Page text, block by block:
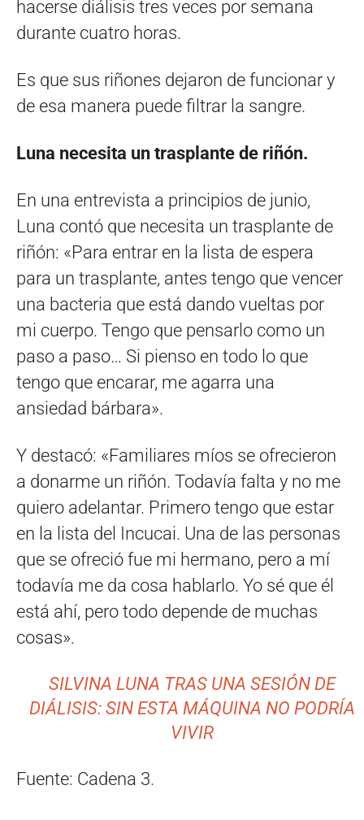
hacerse diálisis tres veces por semana
durante cuatro horas.
Es que sus riñones dejaron de funcionar y
de esa manera puede filtrar la sangre.
Luna necesita un trasplante de riñón.
En una entrevista a principios de junio,
Luna contó que necesita un trasplante de
riñón: «Para entrar en la lista de espera
para un trasplante, antes tengo que vencer
una bacteria que está dando vueltas por
mi cuerpo. Tengo que pensarlo como un
paso a paso… Si pienso en todo lo que
tengo que encarar, me agarra una
ansiedad bárbara».
Y destacó: «Familiares míos se ofrecieron
a donarme un riñón. Todavía falta y no me
quiero adelantar. Primero tengo que estar
en la lista del Incucai. Una de las personas
que se ofreció fue mi hermano, pero a mí
todavía me da cosa hablarlo. Yo sé que él
está ahí, pero todo depende de muchas
cosas».
SILVINA LUNA TRAS UNA SESIÓN DE
DIÁLISIS: SIN ESTA MÁQUINA NO PODRÍA
VIVIR
Fuente: Cadena 3.